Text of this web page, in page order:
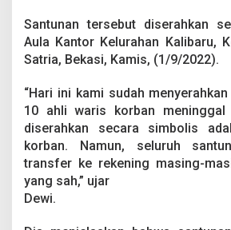
o
n
t
a
n
e
d
i
B
e
Santunan tersebut diserahkan
Aula Kantor Kelurahan Kalibaru,
Satria, Bekasi, Kamis, (1/9/2022).
“Hari ini kami sudah
10 ahli waris korban meninggal
diserahkan secara simbolis
korban. Namun, seluruh
transfer ke rekening masing-
yang sah,” ujar
Dewi.